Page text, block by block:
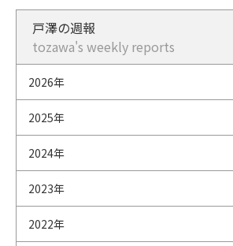
戸澤の週報
tozawa's weekly reports
2026年
2025年
2024年
2023年
2022年